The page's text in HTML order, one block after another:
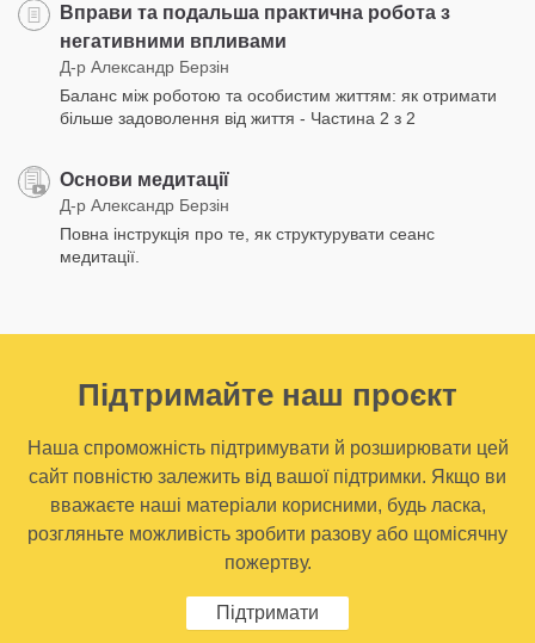
Вправи та подальша практична робота з
негативними впливами
Д-р Александр Берзін
Баланс між роботою та особистим життям: як отримати
більше задоволення від життя - Частина 2 з 2
Основи медитації
Д-р Александр Берзін
Повна інструкція про те, як структурувати сеанс
медитації.
Підтримайте наш проєкт
Наша спроможність підтримувати й розширювати цей
сайт повністю залежить від вашої підтримки. Якщо ви
вважаєте наші матеріали корисними, будь ласка,
розгляньте можливість зробити разову або щомісячну
пожертву.
Підтримати